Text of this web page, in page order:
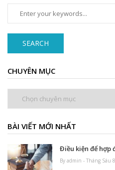
SEARCH
CHUYÊN MỤC
BÀI VIẾT MỚI NHẤT
Điều kiện để hợp
By admin - Tháng Sáu